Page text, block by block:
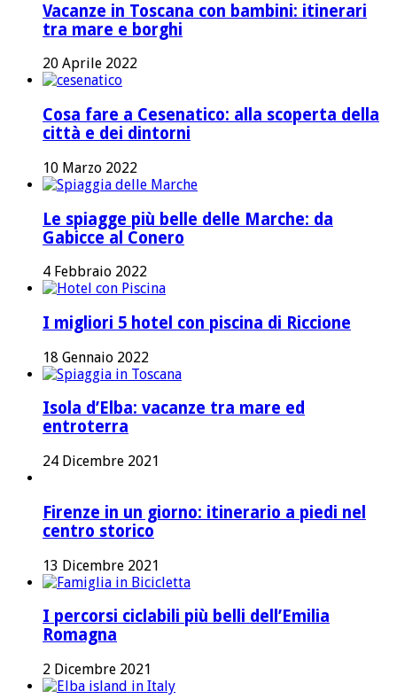
Vacanze in Toscana con bambini: itinerari
tra mare e borghi
20 Aprile 2022
Cosa fare a Cesenatico: alla scoperta della
città e dei dintorni
10 Marzo 2022
Le spiagge più belle delle Marche: da
Gabicce al Conero
4 Febbraio 2022
I migliori 5 hotel con piscina di Riccione
18 Gennaio 2022
Isola d’Elba: vacanze tra mare ed
entroterra
24 Dicembre 2021
Firenze in un giorno: itinerario a piedi nel
centro storico
13 Dicembre 2021
I percorsi ciclabili più belli dell’Emilia
Romagna
2 Dicembre 2021